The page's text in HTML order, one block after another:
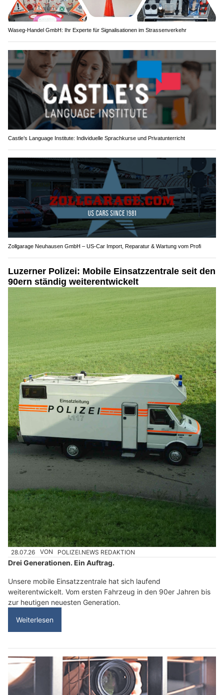
Waseg-Handel GmbH: Ihr Experte für Signalisationen im Strassenverkehr
Castle’s Language Institute: Individuelle Sprachkurse und Privatunterricht
Zollgarage Neuhausen GmbH – US-Car Import, Reparatur & Wartung vom Profi
Luzerner Polizei: Mobile Einsatzzentrale seit den
90ern ständig weiterentwickelt
28.07.26 VON POLIZEI.NEWS REDAKTION
Drei Generationen. Ein Auftrag.
Unsere mobile Einsatzzentrale hat sich laufend
weiterentwickelt. Vom ersten Fahrzeug in den 90er Jahren bis
zur heutigen neuesten Generation.
Weiterlesen